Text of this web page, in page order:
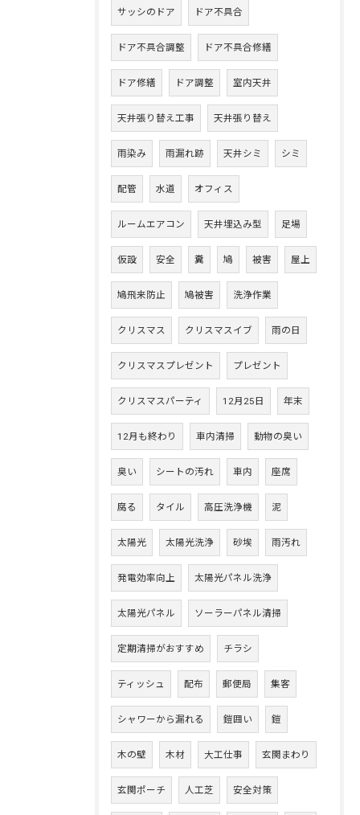
サッシのドア ドア不具合
ドア不具合調整 ドア不具合修繕
ドア修繕 ドア調整 室内天井
天井張り替え工事 天井張り替え
雨染み 雨漏れ跡 天井シミ シミ
配管 水道 オフィス
ルームエアコン 天井埋込み型 足場
仮設 安全 糞 鳩 被害 屋上
鳩飛来防止 鳩被害 洗浄作業
クリスマス クリスマスイブ 雨の日
クリスマスプレゼント プレゼント
クリスマスパーティ 12月25日 年末
12月も終わり 車内清掃 動物の臭い
臭い シートの汚れ 車内 座席
腐る タイル 高圧洗浄機 泥
太陽光 太陽光洗浄 砂埃 雨汚れ
発電効率向上 太陽光パネル洗浄
太陽光パネル ソーラーパネル清掃
定期清掃がおすすめ チラシ
ティッシュ 配布 郵便局 集客
シャワーから漏れる 鎧囲い 鎧
木の壁 木材 大工仕事 玄関まわり
玄関ポーチ 人工芝 安全対策